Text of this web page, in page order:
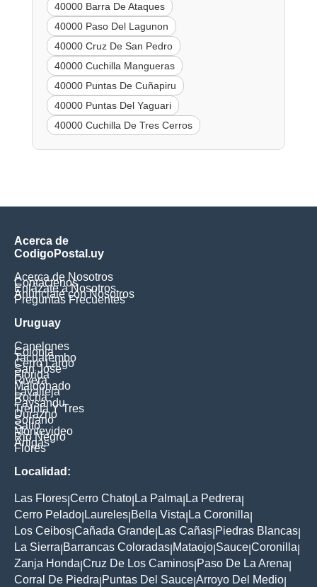
40000 Barra De Ataques
40000 Paso Del Lagunon
40000 Cruz De San Pedro
40000 Cuchilla Mangueras
40000 Puntas De Cuñapiru
40000 Puntas Del Yaguari
40000 Cuchilla De Tres Cerros
Acerca de
CodigoPostal.uy
Acerca de Nosotros
Contáctenos
Enlázate a Nosotros
Anúnciate con Nosotros
Preguntas Frecuentes
Uruguay
Canelones
Colonia
Tacuarembo
Cerro Largo
San Jose
Florida
Rivera
Maldonado
Lavalleja
Rocha
Paysandu
Treinta Y Tres
Durazno
Soriano
Salto
Montevideo
Rio Negro
Artigas
Flores
Localidad:
Las Flores Cerro Chato La Palma La Pedrera
Cerro Pelado Laureles Bella Vista La Coronilla
Los Ceibos Cañada Grande Las Cañas Piedras Blancas
La Sierra Barrancas Coloradas Mataojo Sauce Coronilla
Zanja Honda Cruz De Los Caminos Paso De La Arena
Corral De Piedra Puntas Del Sauce Arroyo Del Medio